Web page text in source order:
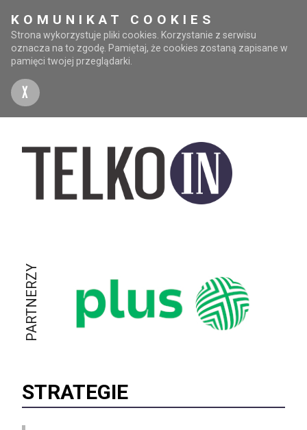
KOMUNIKAT COOKIES
Strona wykorzystuje pliki cookies. Korzystanie z serwisu
oznacza na to zgodę. Pamiętaj, że cookies zostaną zapisane w
pamięci twojej przeglądarki.
X
PARTNERZY
STRATEGIE